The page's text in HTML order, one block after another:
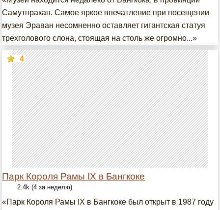
Самутпракан. Самое яркое впечатление при посещении
музея Эраван несомненно оставляет гигантская статуя
трехголового слона, стоящая на столь же огромно...»
Парк Короля Рамы IX в Бангкоке
4
2.4k (4 за неделю)
«Парк Короля Рамы IX в Бангкоке был открыт в 1987 году